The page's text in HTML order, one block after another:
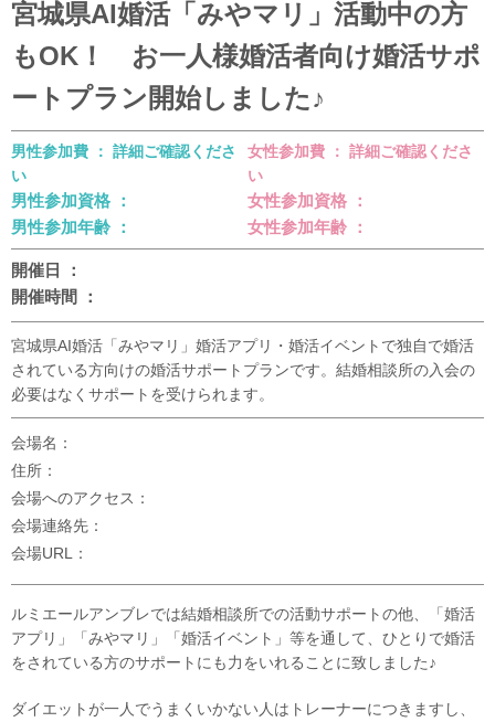
宮城県AI婚活「みやマリ」活動中の方
もOK！ お一人様婚活者向け婚活サポ
ートプラン開始しました♪
男性参加費 ： 詳細ご確認くださ
い
男性参加資格 ：
男性参加年齢 ：
女性参加費 ： 詳細ご確認くださ
い
女性参加資格 ：
女性参加年齢 ：
開催日 ：
開催時間 ：
宮城県AI婚活「みやマリ」婚活アプリ・婚活イベントで独自で婚活
されている方向けの婚活サポートプランです。結婚相談所の入会の
必要はなくサポートを受けられます。
会場名：
住所：
会場へのアクセス：
会場連絡先：
会場URL：
ルミエールアンブレでは結婚相談所での活動サポートの他、「婚活
アプリ」「みやマリ」「婚活イベント」等を通して、ひとりで婚活
をされている方のサポートにも力をいれることに致しました♪
ダイエットが一人でうまくいかない人はトレーナーにつきますし、